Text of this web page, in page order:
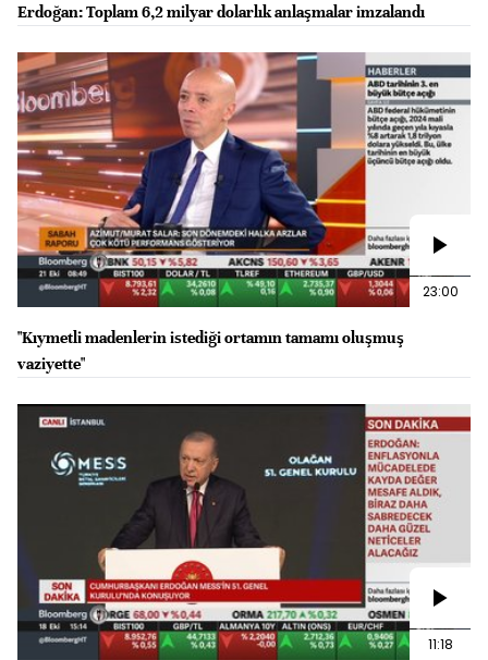
Erdoğan: Toplam 6,2 milyar dolarlık anlaşmalar imzalandı
23:00
"Kıymetli madenlerin istediği ortamın tamamı oluşmuş
vaziyette"
11:18